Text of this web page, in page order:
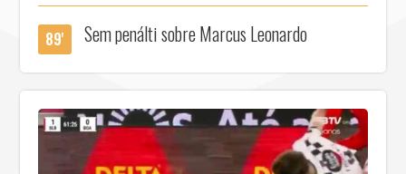
89' Sem penálti sobre Marcus Leonardo